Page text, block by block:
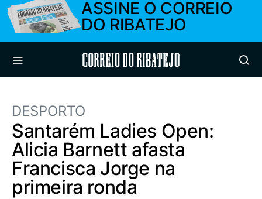
ASSINE O CORREIO
DO RIBATEJO
Correio do Ribatejo
DESPORTO
Santarém Ladies Open:
Alicia Barnett afasta
Francisca Jorge na
primeira ronda